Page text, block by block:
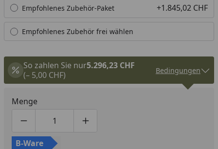
Empfohlenes Zubehör-Paket +1.845,02 CHF
Empfohlenes Zubehör frei wählen
So zahlen Sie nur5.296,23 CHF
(– 5,00 CHF)
Bedingungen
Menge
Produktmenge um eins verringern
Produktmenge manuell eingeben
Produktmenge um eins erhöhen
B-Ware